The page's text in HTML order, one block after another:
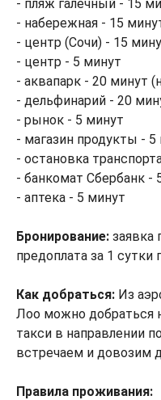
- пляж галечный - 15
- набережная - 15
- центр (Сочи) - 15
- центр - 5 минут
- аквапарк - 20 минут
- дельфинарий - 20
- рынок - 5 минут
- магазин продукты - 5
- остановка
- банкомат Сбербанк -
- аптека - 5 минут
Бронирование: заявка
предоплата за 1 сутки
Как добраться: Из
Лоо можно добраться
такси в направлении
встречаем и довозим
Правила проживания: